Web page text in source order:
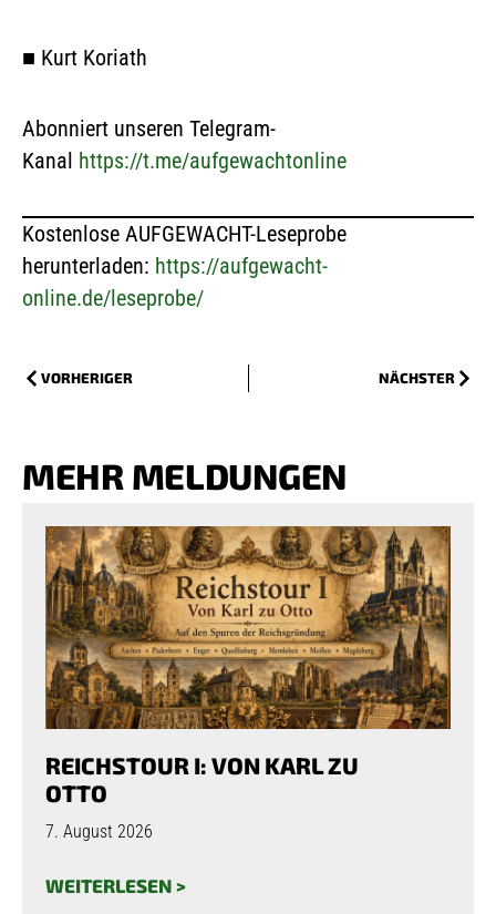
■ Kurt Koriath
Abonniert unseren Telegram-
Kanal https://t.me/aufgewachtonline
Kostenlose AUFGEWACHT-Leseprobe
herunterladen: https://aufgewacht-
online.de/leseprobe/
VORHERIGER NÄCHSTER
MEHR MELDUNGEN
REICHSTOUR I: VON KARL ZU
OTTO
7. August 2026
WEITERLESEN >